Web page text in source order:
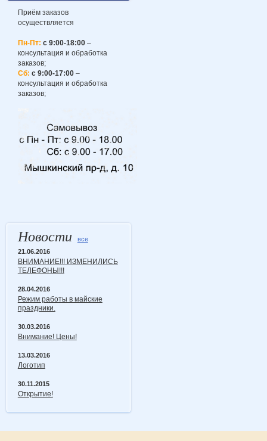
Приём заказов
осуществляется
Пн-Пт: с 9:00-18:00–
консультация и обработка
заказов;
Сб: с 9:00-17:00–
консультация и обработка
заказов;
Новости
все
21.06.2016
ВНИМАНИЕ!!! ИЗМЕНИЛИСЬ
ТЕЛЕФОНЫ!!!
28.04.2016
Режим работы в майские
праздники.
30.03.2016
Внимание! Цены!
13.03.2016
Логотип
30.11.2015
Открытие!